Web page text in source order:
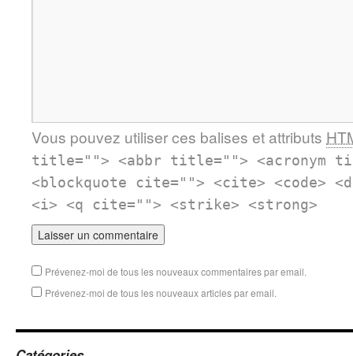
Vous pouvez utiliser ces balises et attributs
title=""> <abbr title=""> <acronym
<blockquote cite=""> <cite> <code>
<i> <q cite=""> <strike> <strong>
Prévenez-moi de tous les nouveaux commentaires par email.
Prévenez-moi de tous les nouveaux articles par email.